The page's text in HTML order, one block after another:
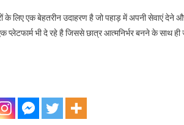
के लिए एक बेहतरीन उदाहरण है जो पहाड़ में अपनी सेवाएं देने
प्लेटफार्म भी दे रहे है जिससे छात्र आत्मनिर्भर बनने के साथ